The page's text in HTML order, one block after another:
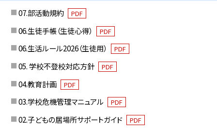
07.部活動規約 PDF
06.生徒手帳（生徒心得） PDF
06.生活ルール2026（生徒用） PDF
05. 学校不登校対応方針 PDF
04.教育計画 PDF
03.学校危機管理マニュアル PDF
02.子どもの居場所サポートガイド PDF